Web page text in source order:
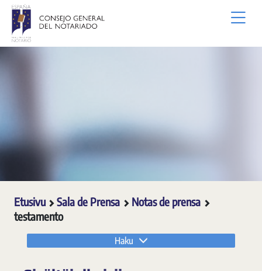
Siirry pääsisältöön
Etusivu Sala de Prensa
Notas de prensa
testamento
Haku